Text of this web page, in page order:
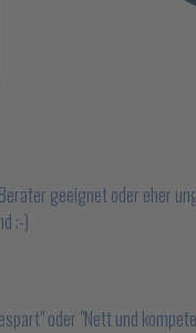
geeignet oder eher
;-)
oder "Nett und